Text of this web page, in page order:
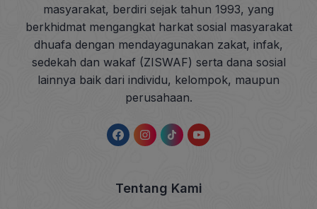
masyarakat, berdiri sejak tahun 1993, yang
berkhidmat mengangkat harkat sosial masyarakat
dhuafa dengan mendayagunakan zakat, infak,
sedekah dan wakaf (ZISWAF) serta dana sosial
lainnya baik dari individu, kelompok, maupun
perusahaan.
Tentang Kami